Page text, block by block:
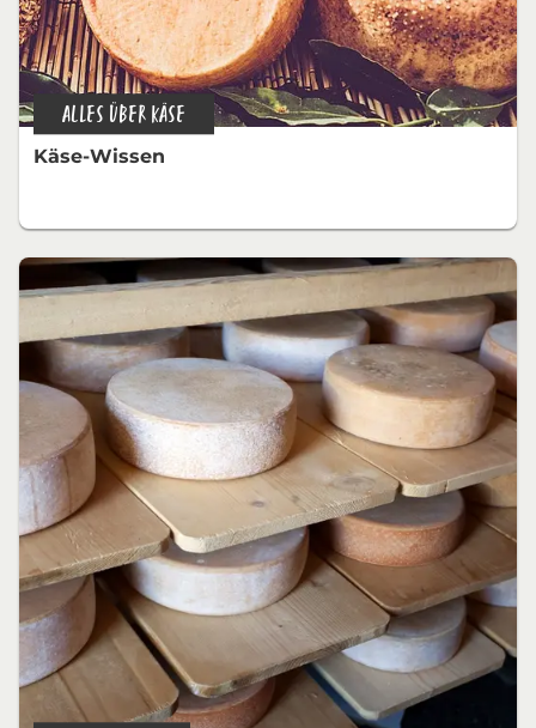
ALLES ÜBER KÄSE
Käse-Wissen